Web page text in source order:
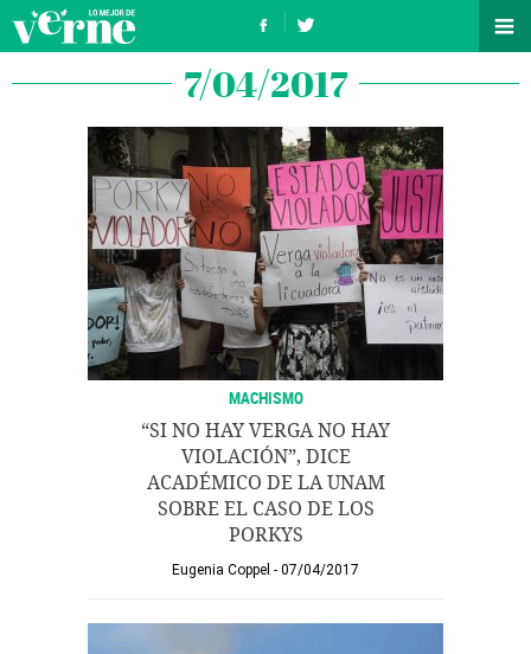
7/04/2017
MACHISMO
“SI NO HAY VERGA NO HAY
VIOLACIÓN”, DICE
ACADÉMICO DE LA UNAM
SOBRE EL CASO DE LOS
PORKYS
Eugenia Coppel 07/04/2017